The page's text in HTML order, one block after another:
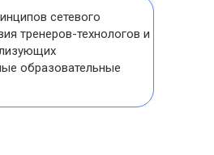
сетевого
тренеров-технологов и
образовательные